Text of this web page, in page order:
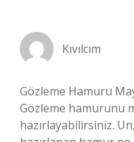
Kıvılcım
Gözleme Hamuru
Gözleme hamurunu
hazırlayabilirsiniz.